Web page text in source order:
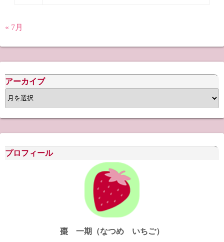
« 7月
アーカイブ
ア
ー
カ
イ
ブ
プロフィール
棗 一期（なつめ いちご）